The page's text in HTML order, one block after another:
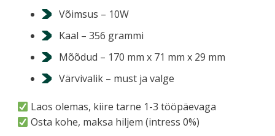
Võimsus – 10W
Kaal – 356 grammi
Mõõdud – 170 mm x 71 mm x 29 mm
Värvivalik – must ja valge
Laos olemas, kiire tarne 1-3 tööpäevaga
Osta kohe, maksa hiljem (intress 0%)